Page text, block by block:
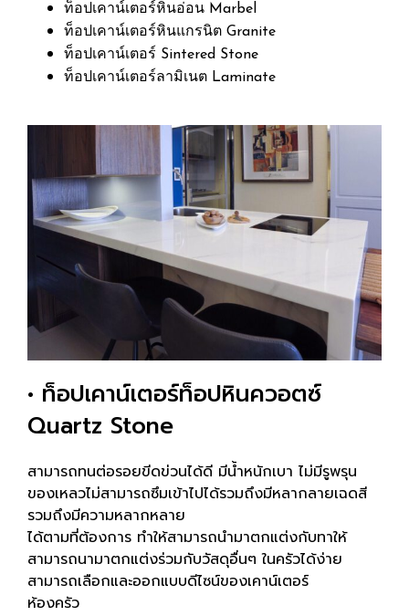
ท็อปเคาน์เตอร์หินอ่อน Marbel
ท็อปเคาน์เตอร์หินแกรนิต Granite
ท็อปเคาน์เตอร์ Sintered Stone
ท็อปเคาน์เตอร์ลามิเนต Laminate
• ท็อปเคาน์เตอร์ท็อปหินควอตซ์
Quartz Stone
สามารถทนต่อรอยขีดข่วนได้ดี มีน้ำหนักเบา ไม่มีรูพรุน
ของเหลวไม่สามารถซึมเข้าไปได้รวมถึงมีหลากลายเฉดสี
รวมถึงมีความหลากหลาย
ได้ตามที่ต้องการ ทำให้สามารถนำมาตกแต่งกับทาให้
สามารถนามาตกแต่งร่วมกับวัสดุอื่นๆ ในครัวได้ง่าย
สามารถเลือกและออกแบบดีไซน์ของเคาน์เตอร์
ห้องครัว